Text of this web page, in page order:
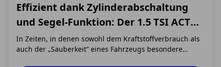
Effizient dank Zylinderabschaltung
und Segel-Funktion: Der 1.5 TSI ACT
BlueMotion Benziner von VW
In Zeiten, in denen sowohl dem Kraftstoffverbrauch als
auch der „Sauberkeit“ eines Fahrzeugs besondere